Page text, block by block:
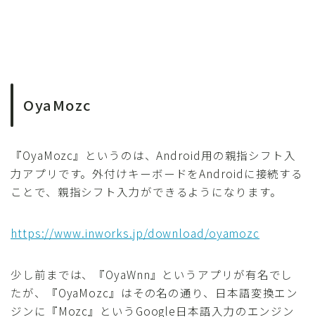
OyaMozc
『OyaMozc』というのは、Android用の親指シフト入
力アプリです。外付けキーボードをAndroidに接続する
ことで、親指シフト入力ができるようになります。
https://www.inworks.jp/download/oyamozc
少し前までは、『OyaWnn』というアプリが有名でし
たが、『OyaMozc』はその名の通り、日本語変換エン
ジンに『Mozc』というGoogle日本語入力のエンジン